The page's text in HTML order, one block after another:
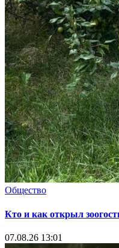
Общество
Кто и как открыл
07.08.26 13:01